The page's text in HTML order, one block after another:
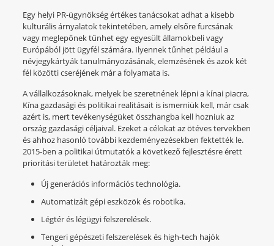
Egy helyi PR-ügynökség értékes tanácsokat adhat a kisebb
kulturális árnyalatok tekintetében, amely elsőre furcsának
vagy meglepőnek tűnhet egy egyesült államokbeli vagy
Európából jött ügyfél számára. Ilyennek tűnhet például a
névjegykártyák tanulmányozásának, elemzésének és azok két
fél közötti cseréjének már a folyamata is.
A vállalkozásoknak, melyek be szeretnének lépni a kínai piacra,
Kína gazdasági és politikai realitásait is ismerniük kell, már csak
azért is, mert tevékenységüket összhangba kell hozniuk az
ország gazdasági céljaival. Ezeket a célokat az ötéves tervekben
és ahhoz hasonló további kezdeményezésekben fektették le.
2015-ben a politikai útmutatók a következő fejlesztésre érett
prioritási területet határozták meg:
Új generációs információs technológia.
Automatizált gépi eszközök és robotika.
Légtér és légügyi felszerelések.
Tengeri gépészeti felszerelések és high-tech hajók